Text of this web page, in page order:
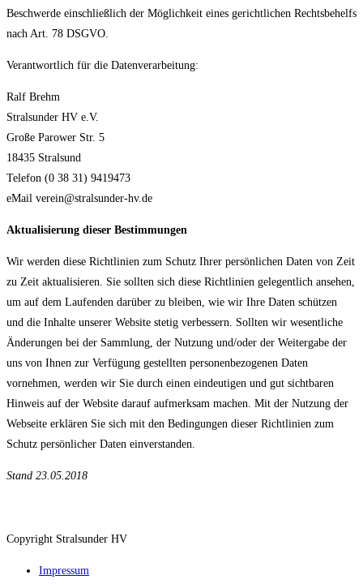
Beschwerde einschließlich der Möglichkeit eines gerichtlichen Rechtsbehelfs
nach Art. 78 DSGVO.
Verantwortlich für die Datenverarbeitung:
Ralf Brehm
Stralsunder HV e.V.
Große Parower Str. 5
18435 Stralsund
Telefon (0 38 31) 9419473
eMail verein@stralsunder-hv.de
Aktualisierung dieser Bestimmungen
Wir werden diese Richtlinien zum Schutz Ihrer persönlichen Daten von Zeit
zu Zeit aktualisieren. Sie sollten sich diese Richtlinien gelegentlich ansehen,
um auf dem Laufenden darüber zu bleiben, wie wir Ihre Daten schützen
und die Inhalte unserer Website stetig verbessern. Sollten wir wesentliche
Änderungen bei der Sammlung, der Nutzung und/oder der Weitergabe der
uns von Ihnen zur Verfügung gestellten personenbezogenen Daten
vornehmen, werden wir Sie durch einen eindeutigen und gut sichtbaren
Hinweis auf der Website darauf aufmerksam machen. Mit der Nutzung der
Webseite erklären Sie sich mit den Bedingungen dieser Richtlinien zum
Schutz persönlicher Daten einverstanden.
Stand 23.05.2018
Copyright Stralsunder HV
Impressum